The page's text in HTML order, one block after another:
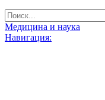
Медицина и наука
Навигация: